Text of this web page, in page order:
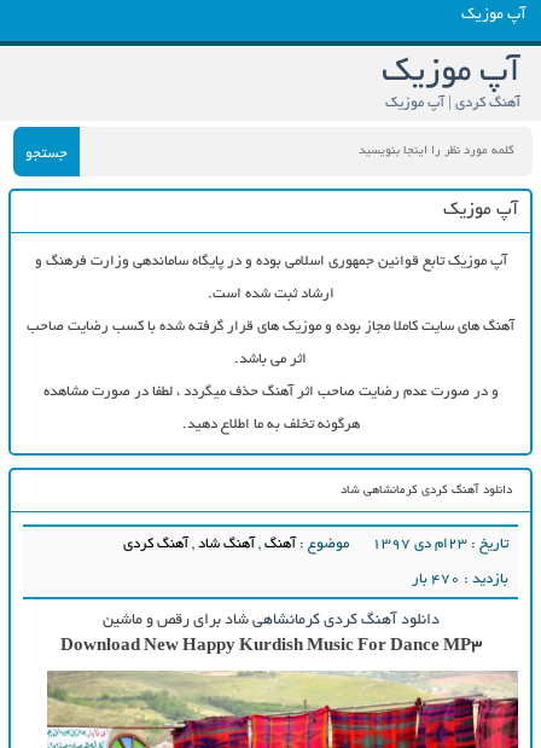
آپ موزیک
آپ موزیک
آهنگ کردی | آپ موزیک
جستجو
آپ موزیک
آپ موزیک تابع قوانین جمهوری اسلامی بوده و در پایگاه ساماندهی وزارت فرهنگ و
ارشاد ثبت شده است.
آهنگ های سایت کاملا مجاز بوده و موزیک های قرار گرفته شده با کسب رضایت صاحب
اثر می باشد.
و در صورت عدم رضایت صاحب اثر آهنگ حذف میگردد ، لطفا در صورت مشاهده
هرگونه تخلف به ما اطلاع دهید.
دانلود آهنگ کردی کرمانشاهی شاد
تاریخ : ۲۳ام دی ۱۳۹۷ موضوع : آهنگ, آهنگ شاد, آهنگ کردی
بازدید : 470 بار
دانلود آهنگ کردی کرمانشاهی شاد برای رقص و ماشین
Download New Happy Kurdish Music For Dance MP3